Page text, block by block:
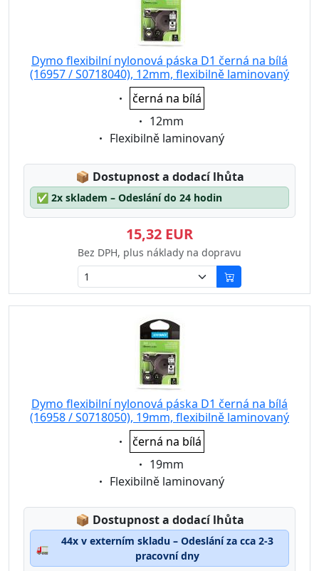
Dymo flexibilní nylonová páska D1 černá na bílá
(16957 / S0718040), 12mm, flexibilně laminovaný
Eigenschaft:
černá na bílá
Eigenschaft:
12mm
Eigenschaft:
Flexibilně laminovaný
📦 Lagerstatus:
Dostupnost a dodací lhůta
✅ 2x skladem – Odeslání do 24 hodin
15,32 EUR
Bez DPH, plus náklady na dopravu
Dymo flexibilní nylonová páska D1 černá na bílá
(16958 / S0718050), 19mm, flexibilně laminovaný
Eigenschaft:
černá na bílá
Eigenschaft:
19mm
Eigenschaft:
Flexibilně laminovaný
📦 Lagerstatus:
Dostupnost a dodací lhůta
🚛
44x v externím skladu – Odeslání za cca 2-3
pracovní dny